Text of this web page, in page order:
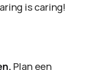
is caring!
Plan een